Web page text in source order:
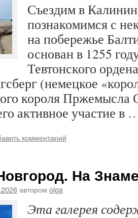
Съездим в
познакомимся с
на побережье
основан в 1255
Тевтонского
(немецкое
короля Пржемысла
активное участие в
комментарий
На
автором olga
Эта галерея